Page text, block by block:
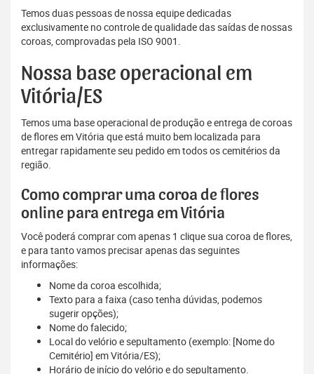
Temos duas pessoas de nossa equipe dedicadas
exclusivamente no controle de qualidade das saídas de nossas
coroas, comprovadas pela ISO 9001.
Nossa base operacional em
Vitória/ES
Temos uma base operacional de produção e entrega de coroas
de flores em Vitória que está muito bem localizada para
entregar rapidamente seu pedido em todos os cemitérios da
região.
Como comprar uma coroa de flores
online para entrega em Vitória
Você poderá comprar com apenas 1 clique sua coroa de flores,
e para tanto vamos precisar apenas das seguintes
informações:
Nome da coroa escolhida;
Texto para a faixa (caso tenha dúvidas, podemos
sugerir opções);
Nome do falecido;
Local do velório e sepultamento (exemplo: [Nome do
Cemitério] em Vitória/ES);
Horário de início do velório e do sepultamento.